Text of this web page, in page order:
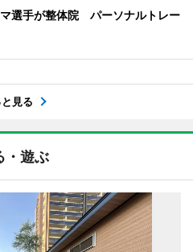
選手が整体院 パーソナルトレー
見る
・遊ぶ